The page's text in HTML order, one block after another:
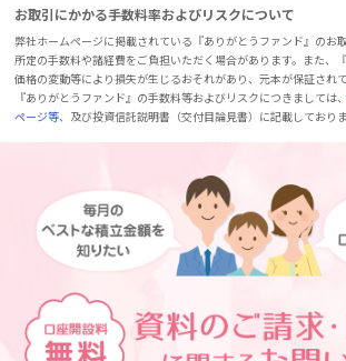
お取引にかかる手数料率およびリスクについて
弊社ホームページに掲載されている『ありがとうファンド』のお
所定の手数料や諸経費をご負担いただく場合があります。また、
価格の変動等により損失が生じるおそれがあり、元本が保証され
『ありがとうファンド』の手数料等およびリスクにつきましては
ページ等、及び投資信託説明書（交付目論見書）に記載しており